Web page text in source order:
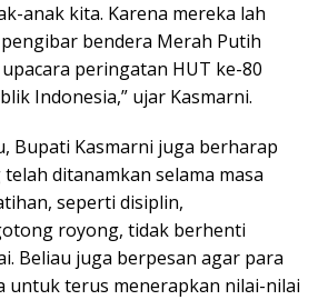
anak kita. Karena mereka lah
bendera Merah Putih
peringatan HUT ke-80
Indonesia,” ujar Kasmarni.
Bupati Kasmarni juga berharap
ditanamkan selama masa
seperti disiplin,
royong, tidak berhenti
Beliau juga berpesan agar para
untuk terus menerapkan nilai-nilai